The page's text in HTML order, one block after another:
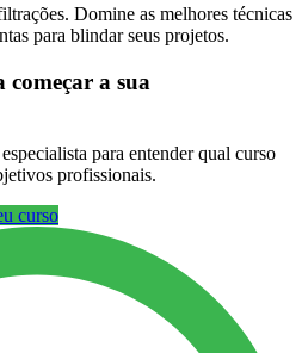
Domine as melhores técnicas
para blindar seus projetos.
começar a sua
para entender qual curso
profissionais.
curso